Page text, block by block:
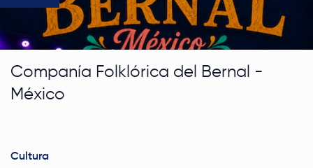
Companía Folklórica del Bernal -
México
Cultura